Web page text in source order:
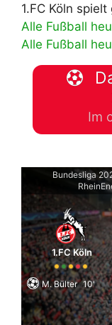
1.FC Köln
Alle Fußball
Alle Fußball
Im
Bundesliga
1.FC Köln
M. Bülter 10'